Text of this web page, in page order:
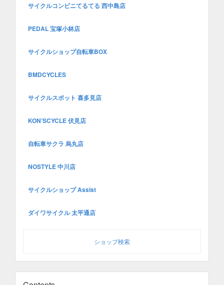
サイクルコンビニてるてる 西中島店
PEDAL 宝塚小林店
サイクルショップ自転車BOX
BMDCYCLES
サイクルスポット 喜多見店
KON’SCYCLE 伏見店
自転車サクラ 烏丸店
NOSTYLE 中川店
サイクルショップ Assist
ダイワサイクル 太平通店
ショップ検索